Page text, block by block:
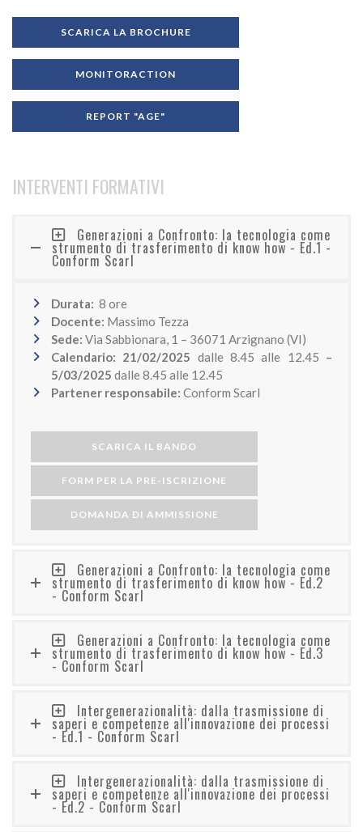
SCARICA LA BROCHURE
MONITORACTION
REPORT "AGE"
INTERVENTI FORMATIVI
Generazioni a Confronto: la tecnologia come
strumento di trasferimento di know how - Ed.1 -
Conform Scarl
Durata: 8 ore
Docente: Massimo Tezza
Sede: Via Sabbionara, 1 – 36071 Arzignano (VI)
Calendario: 21/02/2025 dalle 8.45 alle 12.45 –
5/03/2025 dalle 8.45 alle 12.45
Partener responsabile: Conform Scarl
SCARICA IL BANDO
FORM PER LA PRE-ISCRIZIONE
DOMANDA DI AMMISSIONE
Generazioni a Confronto: la tecnologia come
strumento di trasferimento di know how - Ed.2
- Conform Scarl
Generazioni a Confronto: la tecnologia come
strumento di trasferimento di know how - Ed.3
- Conform Scarl
Intergenerazionalità: dalla trasmissione di
saperi e competenze all'innovazione dei processi
- Ed.1 - Conform Scarl
Intergenerazionalità: dalla trasmissione di
saperi e competenze all'innovazione dei processi
- Ed.2 - Conform Scarl